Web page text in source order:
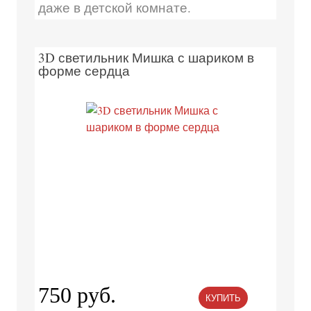
даже в детской комнате.
3D светильник Мишка с шариком в
форме сердца
750 руб. КУПИТЬ